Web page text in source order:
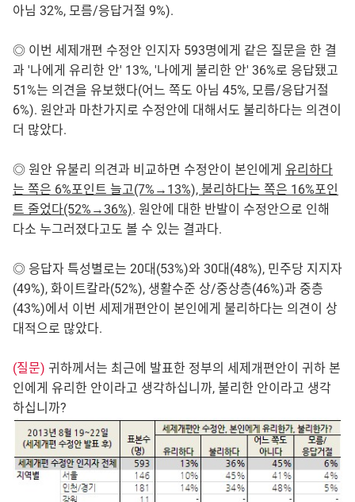
아님 32%, 모름/응답거절 9%).
◎ 이번 세제개편 수정안 인지자 593명에게 같은 질문을 한 결
과 '나에게 유리한 안' 13%, '나에게 불리한 안' 36%로 응답됐고
51%는 의견을 유보했다(어느 쪽도 아님 45%, 모름/응답거절
6%). 원안과 마찬가지로 수정안에 대해서도 불리하다는 의견이
더 많았다.
◎ 원안 유불리 의견과 비교하면 수정안이 본인에게 유리하다
는 쪽은 6%포인트 늘고(7%→13%), 불리하다는 쪽은 16%포인
트 줄었다(52%→36%). 원안에 대한 반발이 수정안으로 인해
다소 누그러졌다고도 볼 수 있는 결과다.
◎ 응답자 특성별로는 20대(53%)와 30대(48%), 민주당 지지자
(49%), 화이트칼라(52%), 생활수준 상/중상층(46%)과 중층
(43%)에서 이번 세제개편안이 본인에게 불리하다는 의견이 상
대적으로 많았다.
(질문) 귀하께서는 최근에 발표한 정부의 세제개편안이 귀하 본
인에게 유리한 안이라고 생각하십니까, 불리한 안이라고 생각
하십니까?